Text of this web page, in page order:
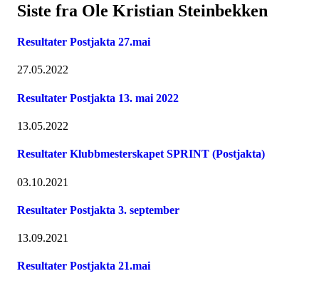
Siste fra Ole Kristian Steinbekken
Resultater Postjakta 27.mai
27.05.2022
Resultater Postjakta 13. mai 2022
13.05.2022
Resultater Klubbmesterskapet SPRINT (Postjakta)
03.10.2021
Resultater Postjakta 3. september
13.09.2021
Resultater Postjakta 21.mai